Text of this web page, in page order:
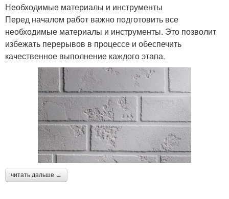
Необходимые материалы и инструменты
Перед началом работ важно подготовить все
необходимые материалы и инструменты. Это позволит
избежать перерывов в процессе и обеспечить
качественное выполнение каждого этапа.
читать дальше →